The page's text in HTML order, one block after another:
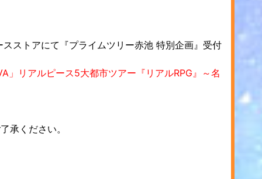
トアにて『プライムツリー赤池 特別企画』受付
リアルピース5大都市ツアー『リアルRPG』～名
承ください。